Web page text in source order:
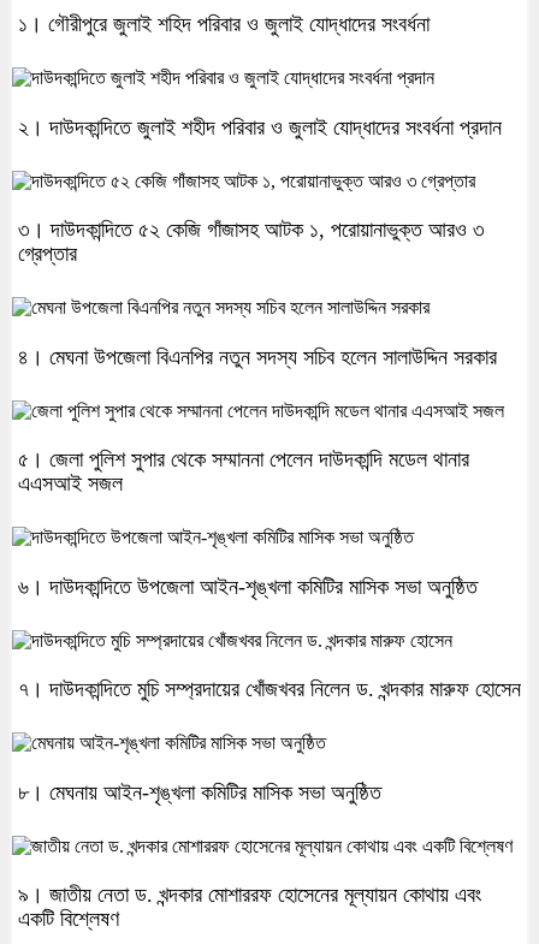
১। গৌরীপুরে জুলাই শহিদ পরিবার ও জুলাই যোদ্ধাদের সংবর্ধনা
২। দাউদকান্দিতে জুলাই শহীদ পরিবার ও জুলাই যোদ্ধাদের সংবর্ধনা প্রদান
৩। দাউদকান্দিতে ৫২ কেজি গাঁজাসহ আটক ১, পরোয়ানাভুক্ত আরও ৩
গ্রেপ্তার
৪। মেঘনা উপজেলা বিএনপির নতুন সদস্য সচিব হলেন সালাউদ্দিন সরকার
৫। জেলা পুলিশ সুপার থেকে সম্মাননা পেলেন দাউদকান্দি মডেল থানার
এএসআই সজল
৬। দাউদকান্দিতে উপজেলা আইন-শৃঙ্খলা কমিটির মাসিক সভা অনুষ্ঠিত
৭। দাউদকান্দিতে মুচি সম্প্রদায়ের খোঁজখবর নিলেন ড. খন্দকার মারুফ হোসেন
৮। মেঘনায় আইন-শৃঙ্খলা কমিটির মাসিক সভা অনুষ্ঠিত
৯। জাতীয় নেতা ড. খন্দকার মোশাররফ হোসেনের মূল্যায়ন কোথায় এবং
একটি বিশ্লেষণ